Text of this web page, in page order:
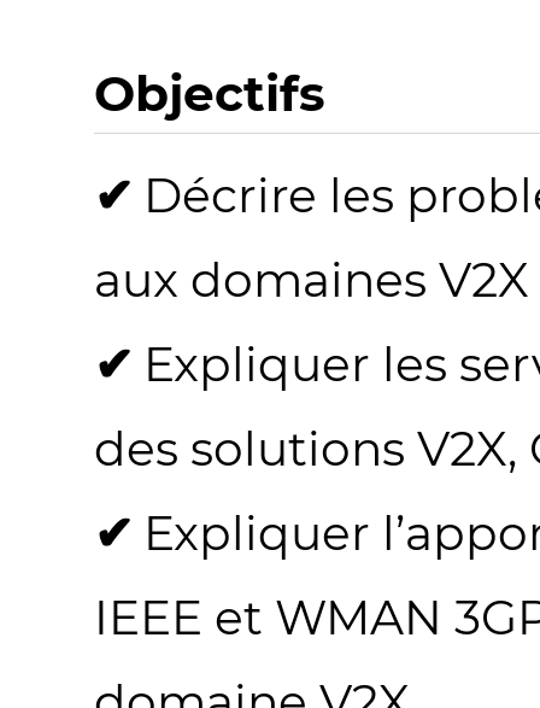
Objectifs
Décrire les
aux domaines
Expliquer les
des solutions V2X,
Expliquer
IEEE et WMAN